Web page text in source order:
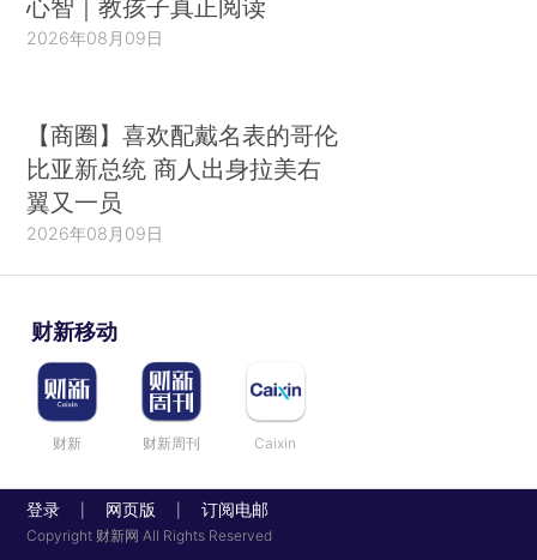
心智｜教孩子真正阅读
2026年08月09日
【商圈】喜欢配戴名表的哥伦
比亚新总统 商人出身拉美右
翼又一员
2026年08月09日
财新移动
财新 财新周刊 Caixin
登录 网页版 订阅电邮
Copyright 财新网 All Rights Reserved